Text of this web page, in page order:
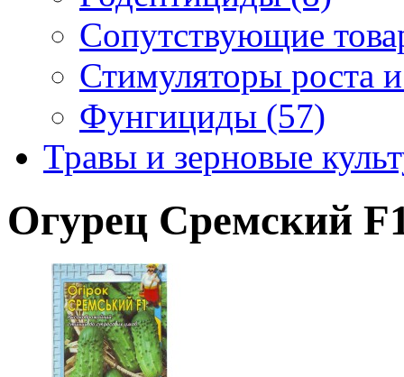
Сопутствующие
Стимуляторы роста
Фунгициды (57)
Травы и зерновые
Огурец Сремский